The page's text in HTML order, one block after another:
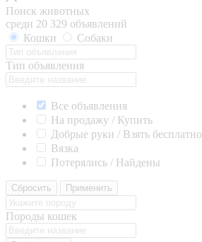
Поиск животных
среди 20 329 объявлений
Кошки
Собаки
Тип объявления
Все объявления
На продажу / Купить
Добрые руки / Взять бесплатно
Вязка
Потерялись / Найдены
Сбросить Применить
Породы кошек